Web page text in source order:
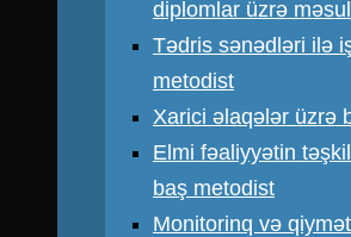
diplomlar üzrə
Tədris sənədləri ilə
metodist
Xarici əlaqələr üzrə
Elmi fəaliyyətin
baş metodist
Monitorinq və